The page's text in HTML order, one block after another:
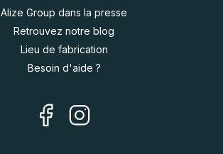
Alize Group dans la presse
Retrouvez notre blog
Lieu de fabrication
Besoin d'aide ?